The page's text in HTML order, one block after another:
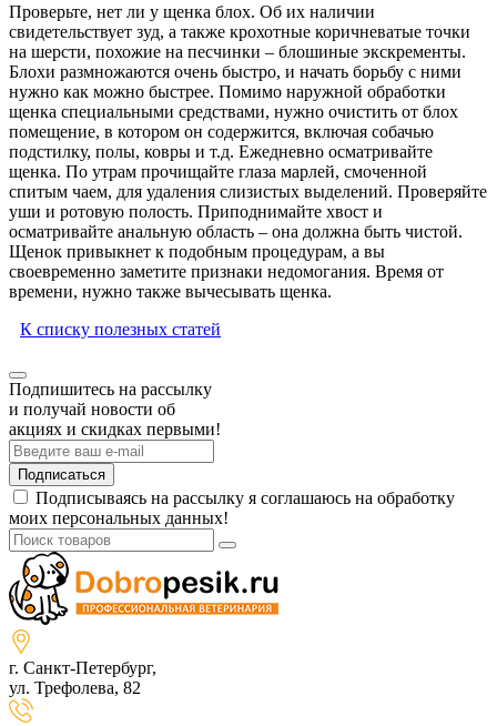
Проверьте, нет ли у щенка блох. Об их наличии
свидетельствует зуд, а также крохотные коричневатые точки
на шерсти, похожие на песчинки – блошиные экскременты.
Блохи размножаются очень быстро, и начать борьбу с ними
нужно как можно быстрее. Помимо наружной обработки
щенка специальными средствами, нужно очистить от блох
помещение, в котором он содержится, включая собачью
подстилку, полы, ковры и т.д. Ежедневно осматривайте
щенка. По утрам прочищайте глаза марлей, смоченной
спитым чаем, для удаления слизистых выделений. Проверяйте
уши и ротовую полость. Приподнимайте хвост и
осматривайте анальную область – она должна быть чистой.
Щенок привыкнет к подобным процедурам, а вы
своевременно заметите признаки недомогания. Время от
времени, нужно также вычесывать щенка.
К списку полезных статей
Подпишитесь на рассылку
и получай новости об
акциях и скидках первыми!
Подписаться
Подписываясь на рассылку я соглашаюсь на обработку
моих персональных данных!
г. Санкт-Петербург,
ул. Трефолева, 82